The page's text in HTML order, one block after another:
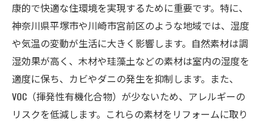
康的で快適な住環境を実現するために重要です。特に、
神奈川県平塚市や川崎市宮前区のような地域では、湿度
や気温の変動が生活に大きく影響します。自然素材は調
湿効果が高く、木材や珪藻土などの素材は室内の湿度を
適度に保ち、カビやダニの発生を抑制します。また、
VOC（揮発性有機化合物）が少ないため、アレルギーの
リスクを低減します。これらの素材をリフォームに取り